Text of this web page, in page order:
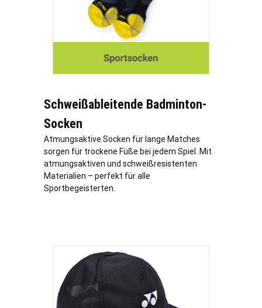
Schweißableitende Badminton-
Socken
Atmungsaktive Socken für lange Matches
sorgen für trockene Füße bei jedem Spiel. Mit
atmungsaktiven und schweißresistenten
Materialien – perfekt für alle
Sportbegeisterten.